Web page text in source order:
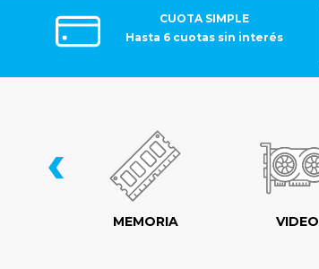
CUOTA SIMPLE
Hasta 6 cuotas sin interés
MEMORIA VIDEO
‹